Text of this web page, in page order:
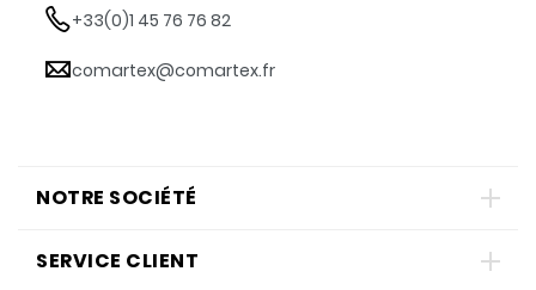
+33(0)1 45 76 76 82
comartex@comartex.fr
NOTRE SOCIÉTÉ
SERVICE CLIENT